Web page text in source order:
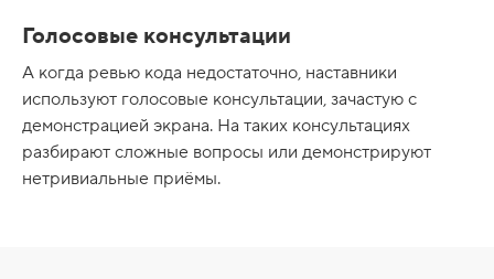
Голосовые консультации
А когда ревью кода недостаточно, наставники
используют голосовые консультации, зачастую с
демонстрацией экрана. На таких консультациях
разбирают сложные вопросы или демонстрируют
нетривиальные приёмы.